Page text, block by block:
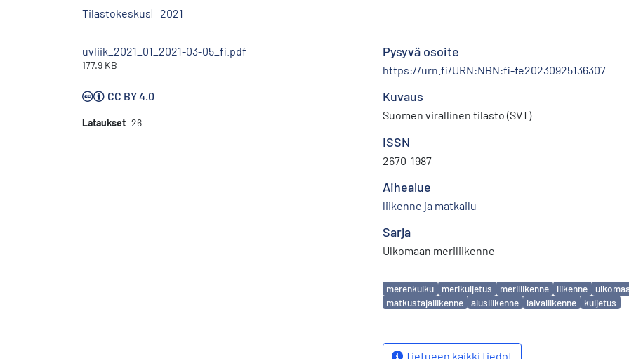
Tilastokeskus 2021
uvliik_2021_01_2021-03-05_fi.pdf
177.9 KB
CC BY 4.0
Lataukset 26
Pysyvä osoite
https://urn.fi/URN:NBN:fi-fe20230925136307
Kuvaus
Suomen virallinen tilasto (SVT)
ISSN
2670-1987
Aihealue
liikenne ja matkailu
Sarja
Ulkomaan meriliikenne
Avainsanat
merenkulku merikuljetus meriliikenne liikenne
matkustajaliikenne
alusliikenne laivaliikenne kuljetus
Tietueen kaikki tiedot